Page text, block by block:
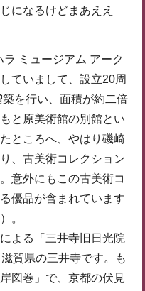
になるけどまあええ
ミュージアム アーク
ていまして、設立20周
を行い、面積が約二倍
と原美術館の別館とい
ところへ、やはり磯崎
、古美術コレクション
意外にもこの古美術コ
優品が含まれています
。
よる「三井寺旧日光院
賀県の三井寺です。も
図巻」で、京都の伏見